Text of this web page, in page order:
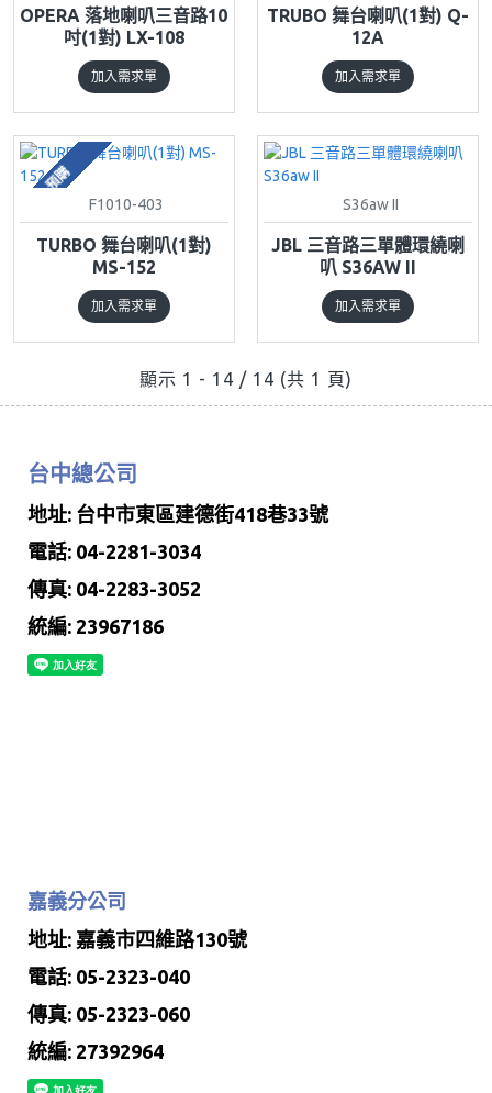
OPERA 落地喇叭三音路10
吋(1對) LX-108
加入需求單
TRUBO 舞台喇叭(1對) Q-
12A
加入需求單
預購
F1010-403
TURBO 舞台喇叭(1對)
MS-152
加入需求單
S36aw II
JBL 三音路三單體環繞喇
叭 S36AW II
加入需求單
顯示 1 - 14 / 14 (共 1 頁)
台中總公司
地址: 台中市東區建德街418巷33號
電話: 04-2281-3034
傳真: 04-2283-3052
統編: 23967186
嘉義分公司
地址: 嘉義市四維路130號
電話: 05-2323-040
傳真: 05-2323-060
統編: 27392964